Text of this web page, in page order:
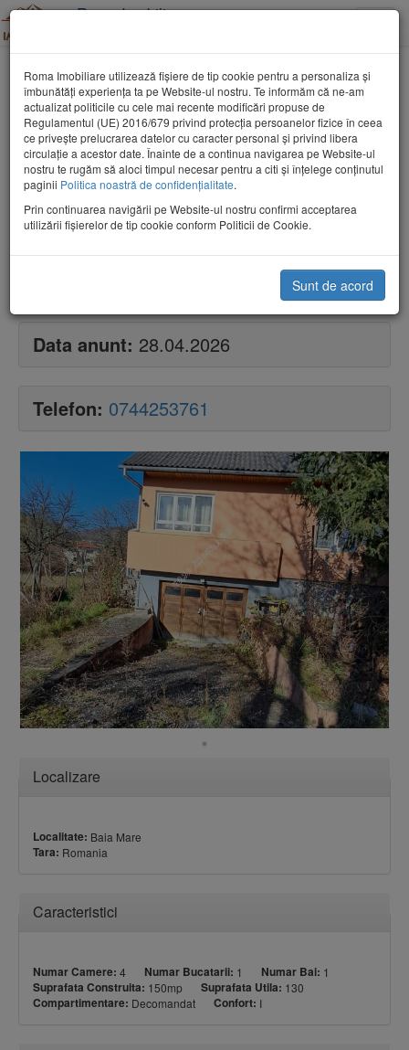
Roma Imobiliare
mp
Cauta
Data anunt: 28.04.2026
Telefon: 0744253761
Ascundere
Localizare
Localitate: Baia Mare
Tara: Romania
Ascundere
Caracteristici
Numar Camere: 4 Numar Bucatarii: 1 Numar Bai: 1
Suprafata Construita: 150mp Suprafata Utila: 130
Compartimentare: Decomandat Confort: I
Roma Imobiliare utilizează fişiere de tip cookie pentru a personaliza și
îmbunătăți experiența ta pe Website-ul nostru. Te informăm că ne-am
actualizat politicile cu cele mai recente modificări propuse de
Regulamentul (UE) 2016/679 privind protecția persoanelor fizice în ceea
ce privește prelucrarea datelor cu caracter personal și privind libera
circulație a acestor date. Înainte de a continua navigarea pe Website-ul
nostru te rugăm să aloci timpul necesar pentru a citi și înțelege conținutul
paginii Politica noastră de confidențialitate.
Prin continuarea navigării pe Website-ul nostru confirmi acceptarea
utilizării fişierelor de tip cookie conform Politicii de Cookie.
Sunt de acord